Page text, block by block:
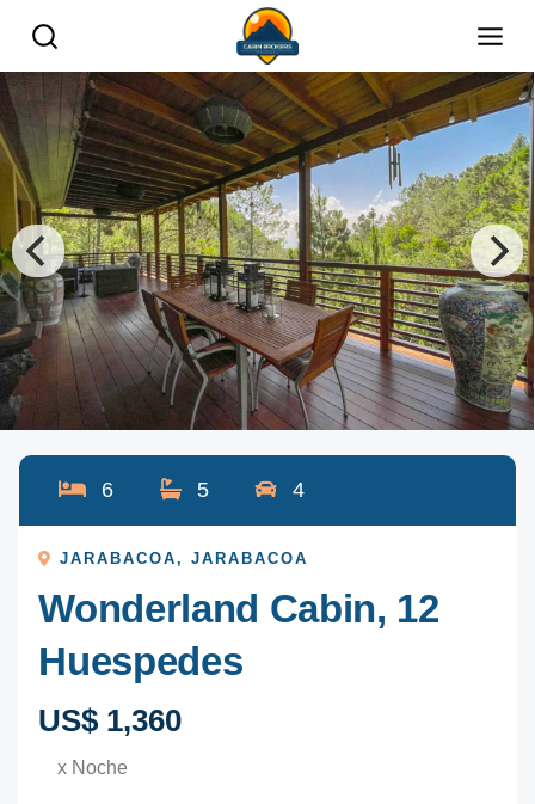
6 5 4
JARABACOA ,JARABACOA
Wonderland Cabin, 12
Huespedes
US$ 1,360
x Noche